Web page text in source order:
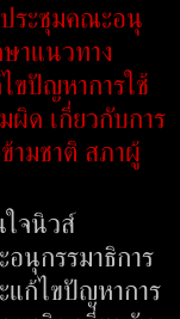
ระชุมคณะอนุ
าแนวทาง
ขปัญหาการใช้
ผิด เกี่ยวกับการ
ามชาติ สภาผู้
จนิวส์
นุกรรมาธิการ
แก้ไขปัญหาการ